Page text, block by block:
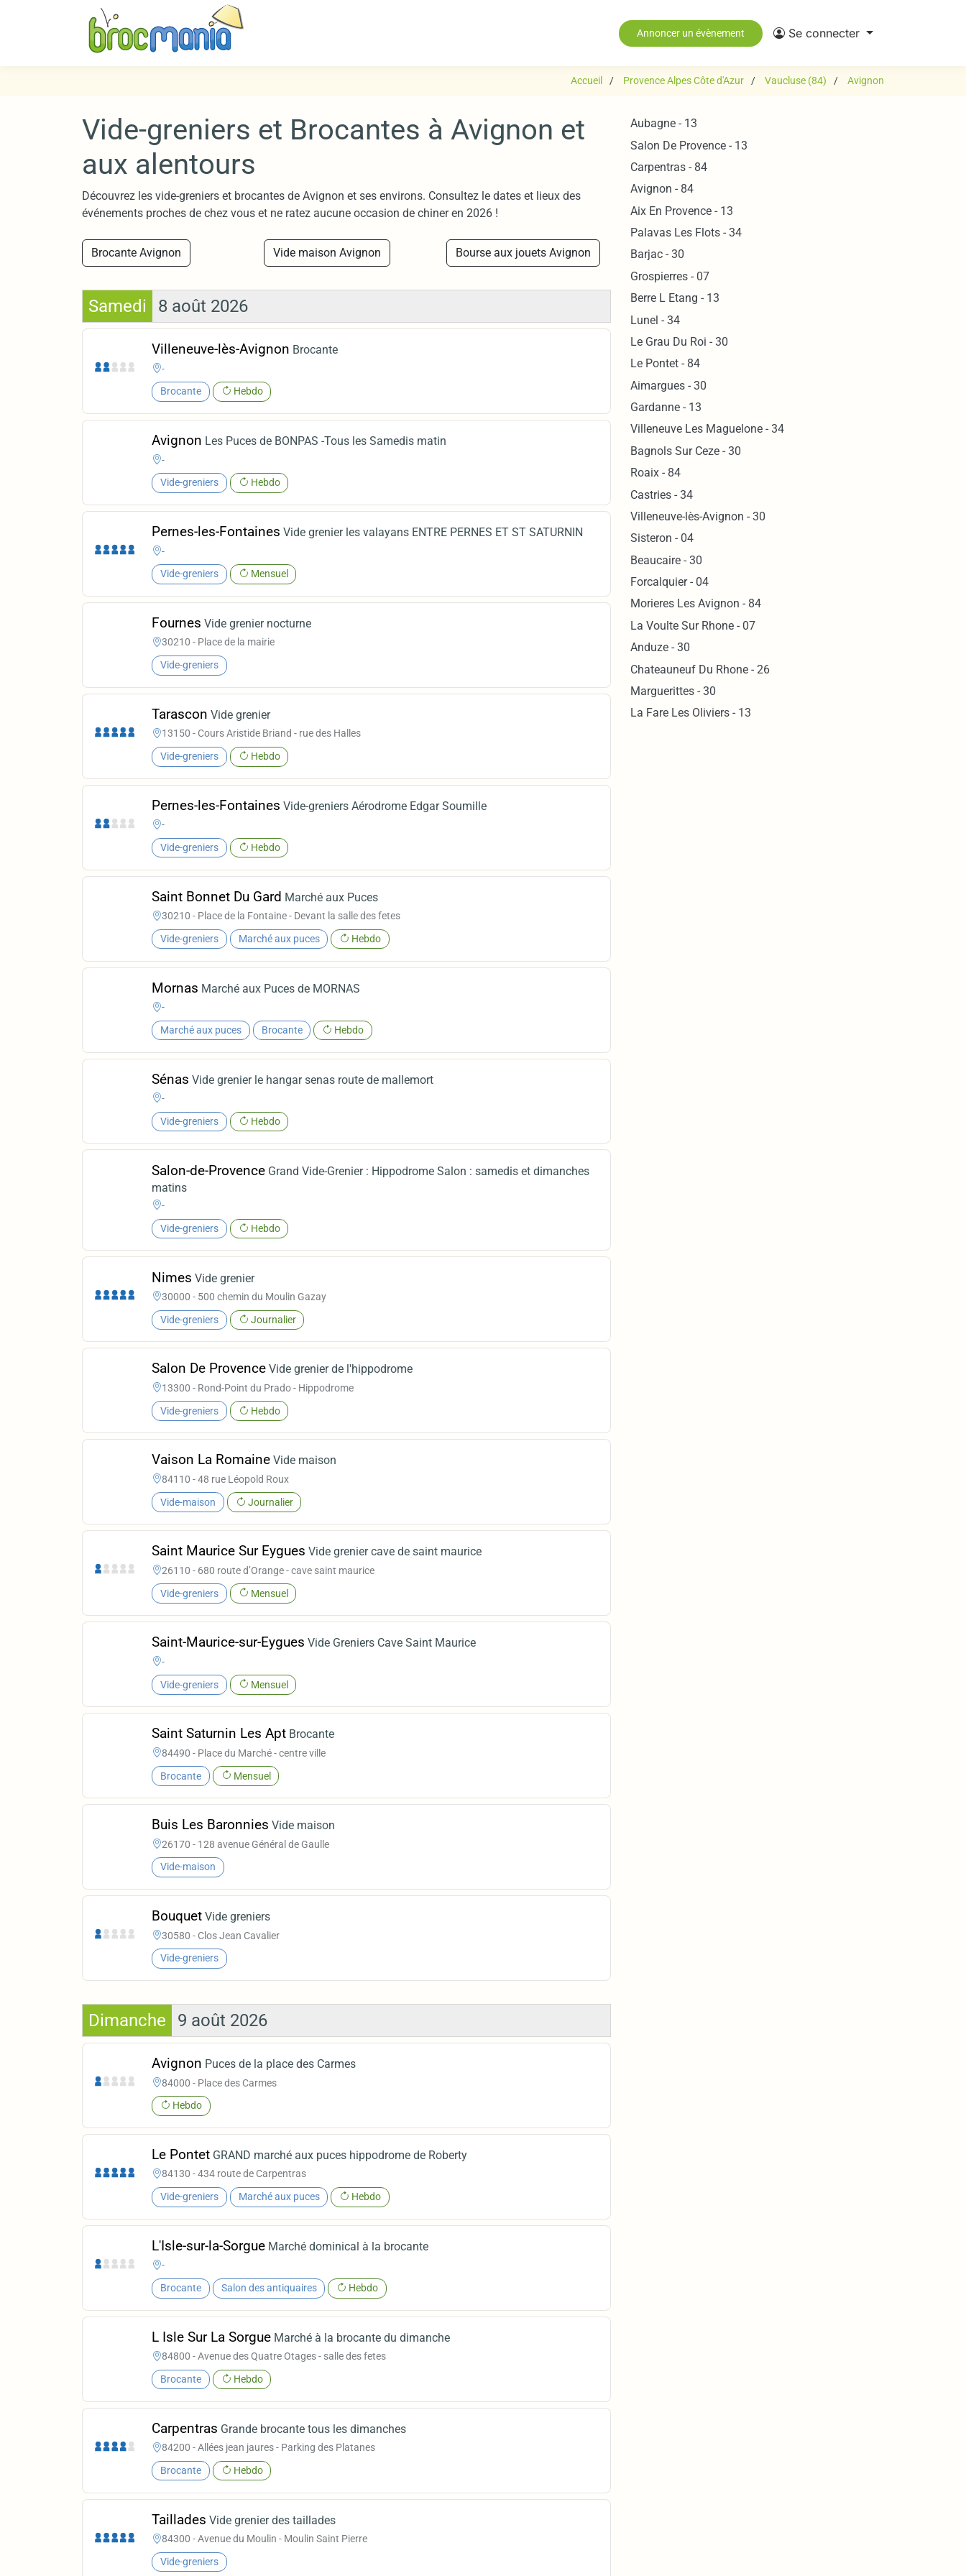
Annoncer un évènement Se connecter
Accueil Provence Alpes Côte d'Azur Vaucluse (84) Avignon
Vide-greniers et Brocantes à Avignon et
aux alentours
Découvrez les vide-greniers et brocantes de Avignon et ses environs. Consultez le dates et lieux des
événements proches de chez vous et ne ratez aucune occasion de chiner en 2026 !
Brocante Avignon Vide maison Avignon Bourse aux jouets Avignon
Samedi 8 août 2026
Villeneuve-lès-Avignon Brocante
-
Brocante Hebdo
Avignon Les Puces de BONPAS -Tous les Samedis matin
-
Vide-greniers Hebdo
Pernes-les-Fontaines Vide grenier les valayans ENTRE PERNES ET ST SATURNIN
-
Vide-greniers Mensuel
Fournes Vide grenier nocturne
30210 - Place de la mairie
Vide-greniers
Tarascon Vide grenier
13150 - Cours Aristide Briand - rue des Halles
Vide-greniers Hebdo
Pernes-les-Fontaines Vide-greniers Aérodrome Edgar Soumille
-
Vide-greniers Hebdo
Saint Bonnet Du Gard Marché aux Puces
30210 - Place de la Fontaine - Devant la salle des fetes
Vide-greniers Marché aux puces Hebdo
Mornas Marché aux Puces de MORNAS
-
Marché aux puces Brocante Hebdo
Sénas Vide grenier le hangar senas route de mallemort
-
Vide-greniers Hebdo
Salon-de-Provence Grand Vide-Grenier : Hippodrome Salon : samedis et dimanches
matins
-
Vide-greniers Hebdo
Nimes Vide grenier
30000 - 500 chemin du Moulin Gazay
Vide-greniers Journalier
Salon De Provence Vide grenier de l'hippodrome
13300 - Rond-Point du Prado - Hippodrome
Vide-greniers Hebdo
Vaison La Romaine Vide maison
84110 - 48 rue Léopold Roux
Vide-maison Journalier
Saint Maurice Sur Eygues Vide grenier cave de saint maurice
26110 - 680 route d’Orange - cave saint maurice
Vide-greniers Mensuel
Saint-Maurice-sur-Eygues Vide Greniers Cave Saint Maurice
-
Vide-greniers Mensuel
Saint Saturnin Les Apt Brocante
84490 - Place du Marché - centre ville
Brocante Mensuel
Buis Les Baronnies Vide maison
26170 - 128 avenue Général de Gaulle
Vide-maison
Bouquet Vide greniers
30580 - Clos Jean Cavalier
Vide-greniers
Dimanche 9 août 2026
Avignon Puces de la place des Carmes
84000 - Place des Carmes
Hebdo
Le Pontet GRAND marché aux puces hippodrome de Roberty
84130 - 434 route de Carpentras
Vide-greniers Marché aux puces Hebdo
L'Isle-sur-la-Sorgue Marché dominical à la brocante
-
Brocante Salon des antiquaires Hebdo
L Isle Sur La Sorgue Marché à la brocante du dimanche
84800 - Avenue des Quatre Otages - salle des fetes
Brocante Hebdo
Carpentras Grande brocante tous les dimanches
84200 - Allées jean jaures - Parking des Platanes
Brocante Hebdo
Taillades Vide grenier des taillades
84300 - Avenue du Moulin - Moulin Saint Pierre
Vide-greniers
Aubagne - 13
Salon De Provence - 13
Carpentras - 84
Avignon - 84
Aix En Provence - 13
Palavas Les Flots - 34
Barjac - 30
Grospierres - 07
Berre L Etang - 13
Lunel - 34
Le Grau Du Roi - 30
Le Pontet - 84
Aimargues - 30
Gardanne - 13
Villeneuve Les Maguelone - 34
Bagnols Sur Ceze - 30
Roaix - 84
Castries - 34
Villeneuve-lès-Avignon - 30
Sisteron - 04
Beaucaire - 30
Forcalquier - 04
Morieres Les Avignon - 84
La Voulte Sur Rhone - 07
Anduze - 30
Chateauneuf Du Rhone - 26
Marguerittes - 30
La Fare Les Oliviers - 13